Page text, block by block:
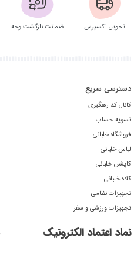
تحویل اکسپرس ضمانت بازگشت وجه
دسترسی سریع
کانال کد رهگیری
تسویه حساب
فروشگاه خلبانی
لباس خلبانی
کاپشن خلبانی
کلاه خلبانی
تجهیزات نظامی
تجهیزات ورزشی و سفر
نماد اعتماد الکترونیک